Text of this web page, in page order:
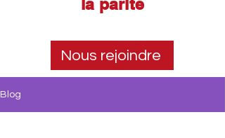
la parité
Nous rejoindre
Blog